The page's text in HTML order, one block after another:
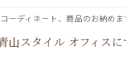
ーディネート、商品のお納めま
山スタイル オフィスに